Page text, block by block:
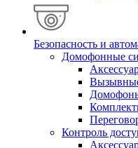
Безопасность и
Домофонные
Контроль